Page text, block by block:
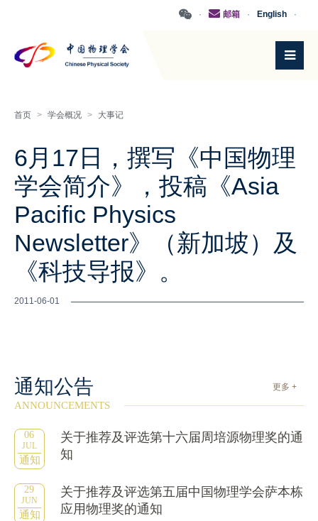
·
English
·
邮箱
·
首页 > 学会概况 > 大事记
6月17日，撰写《中国物理
学会简介》，投稿《Asia
Pacific Physics
Newsletter》（新加坡）及
《科技导报》。
2011-06-01
通知公告 更多 +
ANNOUNCEMENTS
06
JUL
通知
关于推荐及评选第十六届周培源物理奖的通
知
29
JUN
通知
关于推荐及评选第五届中国物理学会萨本栋
应用物理奖的通知